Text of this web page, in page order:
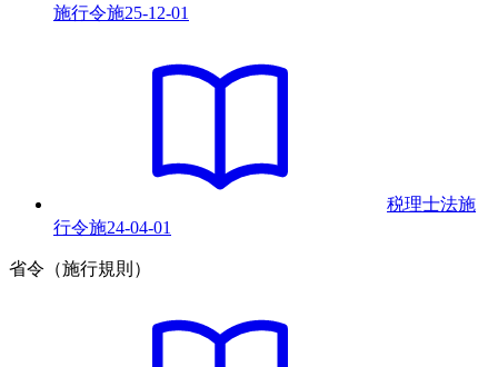
施行令施25-12-01
税理士法施
行令施24-04-01
省令（施行規則）